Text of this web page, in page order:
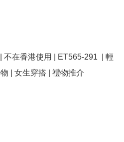
不在香港使用 | ET565-291  | 輕
| 女生穿搭 | 禮物推介